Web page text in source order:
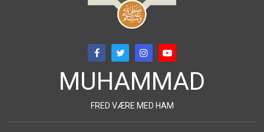
MUHAMMAD
FRED VÆRE MED HAM